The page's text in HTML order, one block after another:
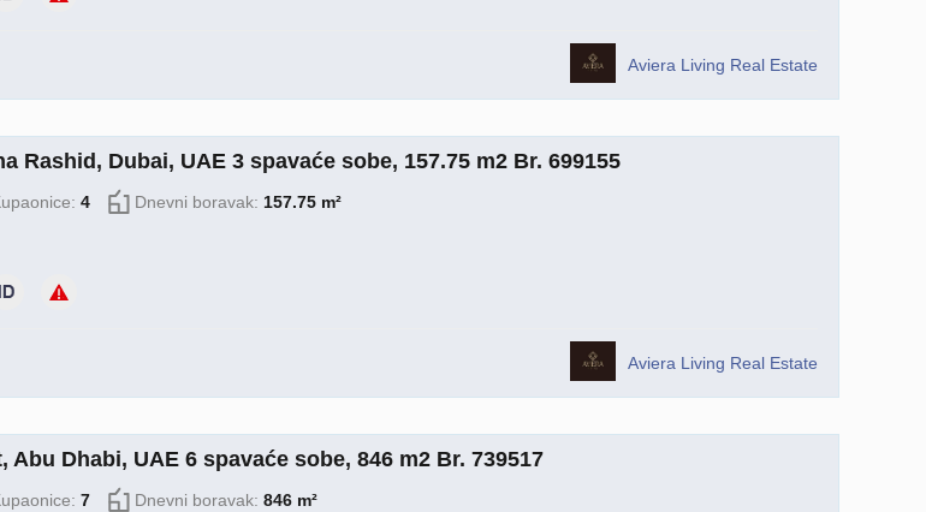
Aviera Living Real Estate
Rashid, Dubai, UAE 3 spavaće sobe, 157.75 m2 Br. 699155
4 Dnevni boravak: 157.75 m²
Aviera Living Real Estate
Dhabi, UAE 6 spavaće sobe, 846 m2 Br. 739517
7 Dnevni boravak: 846 m²